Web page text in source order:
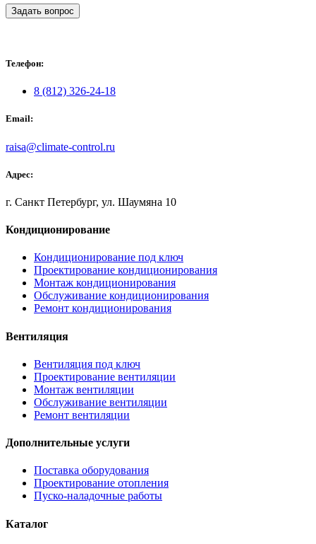
Задать вопрос
Телефон:
8 (812) 326-24-18
Email:
raisa@climate-control.ru
Адрес:
г. Санкт Петербург, ул. Шаумяна 10
Кондиционирование
Кондиционирование под ключ
Проектирование кондиционирования
Монтаж кондиционирования
Обслуживание кондиционирования
Ремонт кондиционирования
Вентиляция
Вентиляция под ключ
Проектирование вентиляции
Монтаж вентиляции
Обслуживание вентиляции
Ремонт вентиляции
Дополнительные услуги
Поставка оборудования
Проектирование отопления
Пуско-наладочные работы
Каталог